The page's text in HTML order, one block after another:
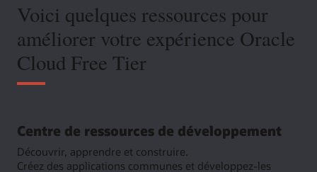
Voici quelques ressources pour
améliorer votre expérience Oracle
Cloud Free Tier
Centre de ressources de développement
Découvrir, apprendre et construire.
Créez des applications communes et développez-les